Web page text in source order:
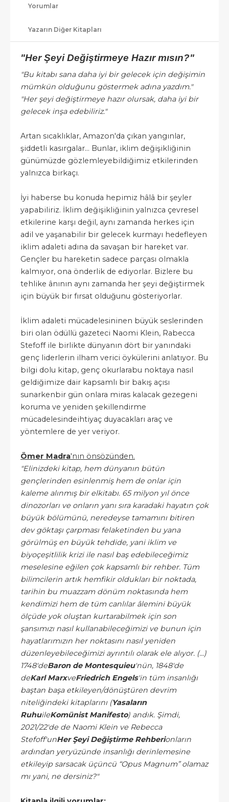
Yorumlar
Yazarın Diğer Kitapları
"Her Şeyi Değiştirmeye Hazır mısın?"
"Bu kitabı sana daha iyi bir gelecek için değişimin
mümkün olduğunu göstermek adına yazdım."
"Her şeyi değiştirmeye hazır olursak, daha iyi bir
gelecek inşa edebiliriz."
Artan sıcaklıklar, Amazon'da çıkan yangınlar,
şiddetli kasırgalar... Bunlar, iklim değişikliğinin
günümüzde gözlemleyebildiğimiz etkilerinden
yalnızca birkaçı.
İyi haberse bu konuda hepimiz hâlâ bir şeyler
yapabiliriz. İklim değişikliğinin yalnızca çevresel
etkilerine karşı değil, aynı zamanda herkes için
adil ve yaşanabilir bir gelecek kurmayı hedefleyen
iklim adaleti adına da savaşan bir hareket var.
Gençler bu hareketin sadece parçası olmakla
kalmıyor, ona önderlik de ediyorlar. Bizlere bu
tehlike ânının aynı zamanda her şeyi değiştirmek
için büyük bir fırsat olduğunu gösteriyorlar.
İklim adaleti mücadelesininen büyük seslerinden
biri olan ödüllü gazeteci Naomi Klein, Rabecca
Stefoff ile birlikte dünyanın dört bir yanındaki
genç liderlerin ilham verici öykülerini anlatıyor. Bu
bilgi dolu kitap, genç okurlarabu noktaya nasıl
geldiğimize dair kapsamlı bir bakış açısı
sunarkenbir gün onlara miras kalacak gezegeni
koruma ve yeniden şekillendirme
mücadelesindeihtiyaç duyacakları araç ve
yöntemlere de yer veriyor.
Ömer Madra'nın önsözünden.
"Elinizdeki kitap, hem dünyanın bütün
gençlerinden esinlenmiş hem de onlar için
kaleme alınmış bir elkitabı. 65 milyon yıl önce
dinozorları ve onların yanı sıra karadaki hayatın çok
büyük bölümünü, neredeyse tamamını bitiren
dev göktaşı çarpması felaketinden bu yana
görülmüş en büyük tehdide, yani iklim ve
biyoçeşitlilik krizi ile nasıl baş edebileceğimiz
meselesine eğilen çok kapsamlı bir rehber. Tüm
bilimcilerin artık hemfikir oldukları bir noktada,
tarihin bu muazzam dönüm noktasında hem
kendimizi hem de tüm canlılar âlemini büyük
ölçüde yok oluştan kurtarabilmek için son
şansımızı nasıl kullanabileceğimizi ve bunun için
hayatlarımızın her noktasını nasıl yeniden
düzenleyebileceğimizi ayrıntılı olarak ele alıyor. (...)
1748'deBaron de Montesquieu'nün, 1848'de
deKarl MarxveFriedrich Engels'in tüm insanlığı
baştan başa etkileyen/dönüştüren devrim
niteliğindeki kitaplarını (Yasaların
RuhuileKomünist Manifesto) andık. Şimdi,
2021/22'de de Naomi Klein ve Rebecca
Stefoff'unHer Şeyi Değiştirme Rehberionların
ardından yeryüzünde insanlığı derinlemesine
etkileyip sarsacak üçüncü “Opus Magnum” olamaz
mı yani, ne dersiniz?"